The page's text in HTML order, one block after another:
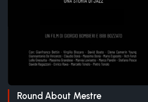
Round About Mestre